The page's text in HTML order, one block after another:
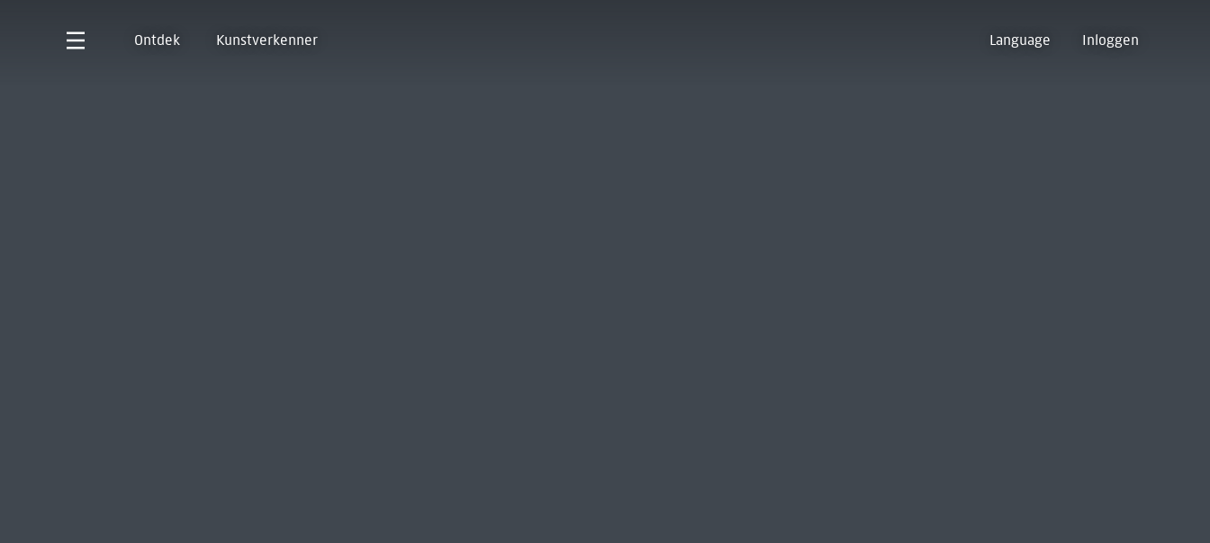
Ontdek Kunstverkenner Language Inloggen